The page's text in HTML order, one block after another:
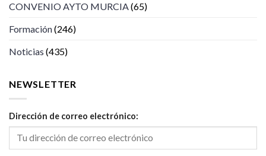
CONVENIO AYTO MURCIA(65)
Formación(246)
Noticias (435)
NEWSLETTER
Dirección de correo electrónico: